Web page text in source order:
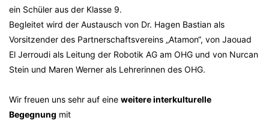
ein Schüler aus der Klasse 9.
Begleitet wird der Austausch von Dr. Hagen Bastian als
Vorsitzender des Partnerschaftsvereins „Atamon“, von Jaouad
El Jerroudi als Leitung der Robotik AG am OHG und von Nurcan
Stein und Maren Werner als Lehrerinnen des OHG.
Wir freuen uns sehr auf eine weitere interkulturelle
Begegnung mit